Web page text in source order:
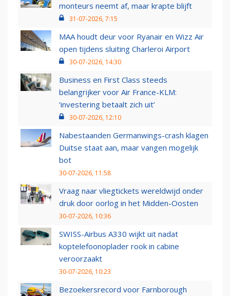
monteurs neemt af, maar krapte blijft
31-07-2026, 7:15
MAA houdt deur voor Ryanair en Wizz Air
open tijdens sluiting Charleroi Airport
30-07-2026, 14:30
Business en First Class steeds
belangrijker voor Air France-KLM:
‘investering betaalt zich uit’
30-07-2026, 12:10
Nabestaanden Germanwings-crash klagen
Duitse staat aan, maar vangen mogelijk
bot
30-07-2026, 11:58
Vraag naar vliegtickets wereldwijd onder
druk door oorlog in het Midden-Oosten
30-07-2026, 10:36
SWISS-Airbus A330 wijkt uit nadat
koptelefoonoplader rook in cabine
veroorzaakt
30-07-2026, 10:23
Bezoekersrecord voor Farnborough